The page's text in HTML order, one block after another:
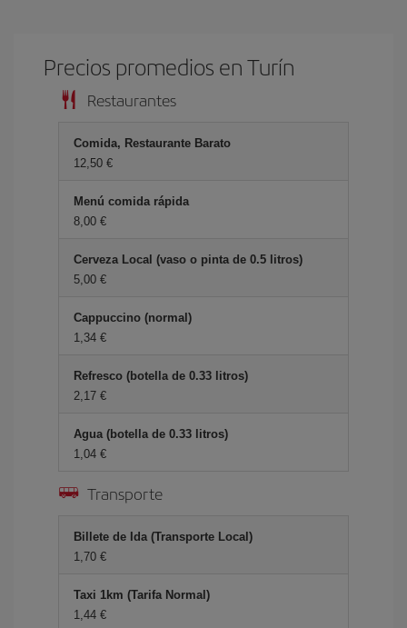
Precios promedios en Turín
Restaurantes
Comida, Restaurante Barato
12,50 €
Menú comida rápida
8,00 €
Cerveza Local (vaso o pinta de 0.5 litros)
5,00 €
Cappuccino (normal)
1,34 €
Refresco (botella de 0.33 litros)
2,17 €
Agua (botella de 0.33 litros)
1,04 €
Transporte
Billete de Ida (Transporte Local)
1,70 €
Taxi 1km (Tarifa Normal)
1,44 €